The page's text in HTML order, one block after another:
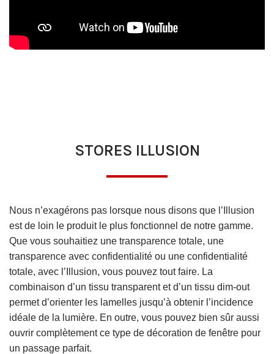
STORES ILLUSION
Nous n’exagérons pas lorsque nous disons que l’Illusion
est de loin le produit le plus fonctionnel de notre gamme.
Que vous souhaitiez une transparence totale, une
transparence avec confidentialité ou une confidentialité
totale, avec l’Illusion, vous pouvez tout faire. La
combinaison d’un tissu transparent et d’un tissu dim-out
permet d’orienter les lamelles jusqu’à obtenir l’incidence
idéale de la lumière. En outre, vous pouvez bien sûr aussi
ouvrir complètement ce type de décoration de fenêtre pour
un passage parfait.